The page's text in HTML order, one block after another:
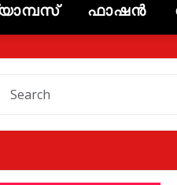
ഫാഷൻ